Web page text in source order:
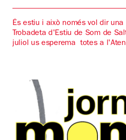
És estiu i això només vol dir
Trobadeta d'Estiu de Som de
juliol us esperema totes a